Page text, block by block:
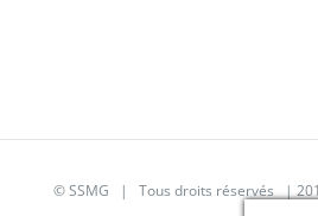
© SSMG | Tous droits réservés |